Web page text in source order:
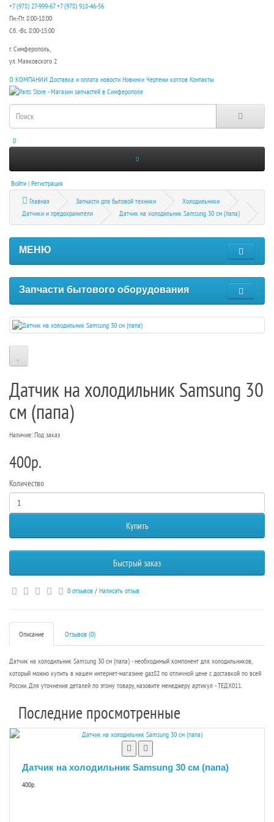
+7 (978) 27-999-67 +7 (978) 918-46-56
Пн.-Пт. 8:00-18:00
Сб. -Вс. 8:00-15:00
г. Симферополь,
ул. Маяковского 2
О КОМПАНИИ Доставка и оплата новости Новинки Чертежи котлов Контакты
0
0
Войти | Регистрация
Главная
Запчасти для бытовой техники
Холодильники
Датчики и предохранители
Датчик на холодильник Samsung 30 см (папа)
МЕНЮ
Запчасти бытового оборудования
Датчик на холодильник Samsung 30
см (папа)
Наличие: Под заказ
400р.
Количество
Купить
Быстрый заказ
0 отзывов / Написать отзыв
Описание Отзывов (0)
Датчик на холодильник Samsung 30 см (папа) - необходимый компонент для холодильников,
который можно купить в нашем интернет-магазине gaz82 по отличной цене с доставкой по всей
России. Для уточнения деталей по этому товару, назовите менеджеру артикул - ТЕДХ011.
Последние просмотренные
Датчик на холодильник Samsung 30 см (папа)
400р.